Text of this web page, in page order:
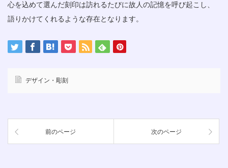
心を込めて選んだ刻印は訪れるたびに故人の記憶を呼び起こし、
語りかけてくれるような存在となります。
デザイン・彫刻
前のページ 次のページ